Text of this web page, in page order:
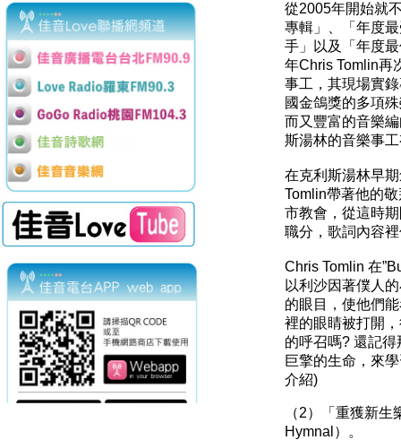
從2005年開始就
專輯」、「年度
手」以及「年度
年Chris Tomlin再
事工，其現場實
國金鴿獎的多項
而又豐富的音樂
斯湯林的音樂事
在克利斯湯林早
Tomlin帶著他的
市教會，從這時
職分，歌詞內容
Chris Tomlin 在
以利沙因著僕人
的眼目，使他們
裡的眼睛被打開
的呼召嗎? 還記得
巨擎的生命，來
介紹)
（2）「重獲新
Hymnal）。